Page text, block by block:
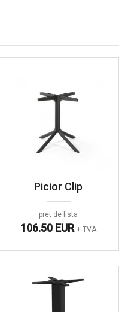
Picior Clip
pret de lista
106.50 EUR + TVA